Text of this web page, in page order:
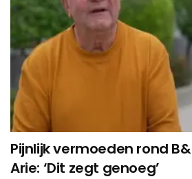
Pijnlijk vermoeden rond
Arie: ‘Dit zegt genoeg’